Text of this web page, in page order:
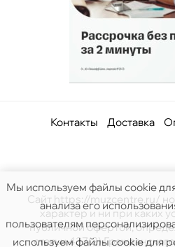
Контакты Доставка
Сайт https://muzcentre.ru/
характер и ни при каких
публичной офертой,
статьи 437(2)
Мы используем файлы cookie
анализа его
пользователям
используем файлы cookie для